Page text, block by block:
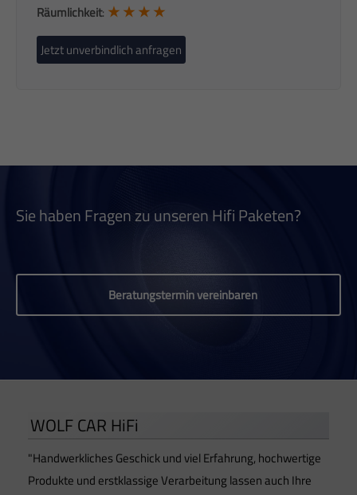
Räumlichkeit: ★ ★ ★ ★
Jetzt unverbindlich anfragen
Sie haben Fragen zu unseren Hifi Paketen?
Beratungstermin vereinbaren
WOLF CAR HiFi
"Handwerkliches Geschick und viel Erfahrung, hochwertige
Produkte und erstklassige Verarbeitung lassen auch Ihre